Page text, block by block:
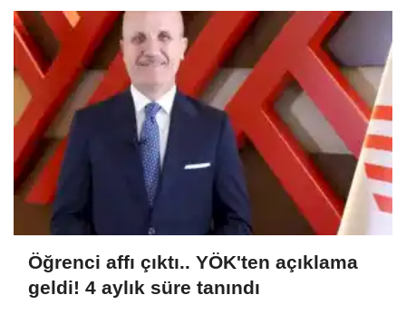
Öğrenci affı çıktı.. YÖK'ten açıklama
geldi! 4 aylık süre tanındı